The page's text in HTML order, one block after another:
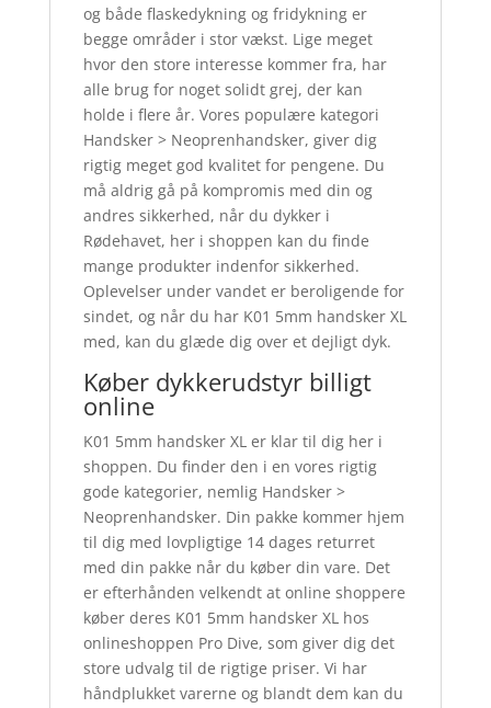
og både flaskedykning og fridykning er
begge områder i stor vækst. Lige meget
hvor den store interesse kommer fra, har
alle brug for noget solidt grej, der kan
holde i flere år. Vores populære kategori
Handsker > Neoprenhandsker, giver dig
rigtig meget god kvalitet for pengene. Du
må aldrig gå på kompromis med din og
andres sikkerhed, når du dykker i
Rødehavet, her i shoppen kan du finde
mange produkter indenfor sikkerhed.
Oplevelser under vandet er beroligende for
sindet, og når du har K01 5mm handsker XL
med, kan du glæde dig over et dejligt dyk.
Køber dykkerudstyr billigt
online
K01 5mm handsker XL er klar til dig her i
shoppen. Du finder den i en vores rigtig
gode kategorier, nemlig Handsker >
Neoprenhandsker. Din pakke kommer hjem
til dig med lovpligtige 14 dages returret
med din pakke når du køber din vare. Det
er efterhånden velkendt at online shoppere
køber deres K01 5mm handsker XL hos
onlineshoppen Pro Dive, som giver dig det
store udvalg til de rigtige priser. Vi har
håndplukket varerne og blandt dem kan du